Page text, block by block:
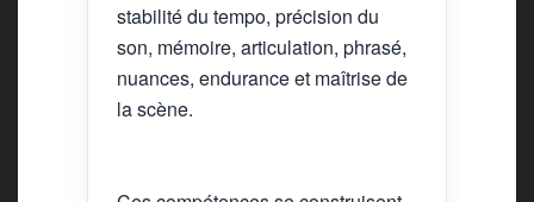
stabilité du tempo, précision du
son, mémoire, articulation, phrasé,
nuances, endurance et maîtrise de
la scène.